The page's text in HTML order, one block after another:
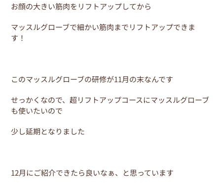
お顔の大きい筋肉をリフトアップしてから
マッスルグローブで細かい筋肉までリフトアップできま
す！
このマッスルグローブの研修が11月の末なんです
せっかくなので、超リフトアップコースにマッスルグローブ
も使いたいので
少し延期となりました
12月にご紹介できたら良いなぁ、と思っています